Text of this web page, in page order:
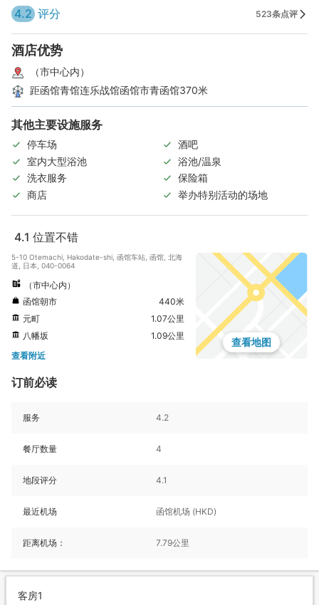
4.2 评分 523条点评
酒店优势
（市中心内）
距函馆青馆连乐战馆函馆市青函馆370米
其他主要设施服务
停车场
酒吧
室内大型浴池
浴池/温泉
洗衣服务
保险箱
商店
举办特别活动的场地
4.1 位置不错
5-10 Otemachi, Hakodate-shi, 函馆车站, 函馆, 北海
道, 日本, 040-0064
（市中心内）
函馆朝市
440米
元町
1.07公里
八幡坂
1.09公里
查看附近
查看地图
订前必读
服务 4.2
餐厅数量 4
地段评分 4.1
最近机场 函馆机场 (HKD)
距离机场： 7.79公里
客房1